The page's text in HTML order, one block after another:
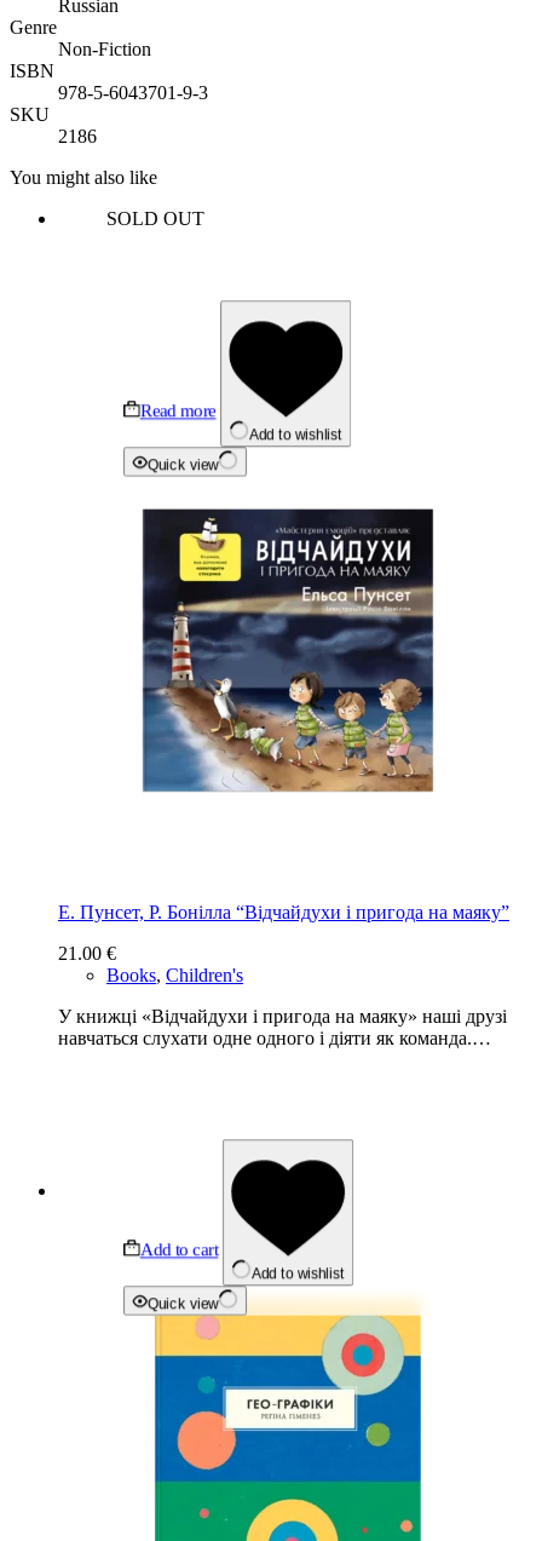
Russian
Genre
Non-Fiction
ISBN
978-5-6043701-9-3
SKU
2186
You might also like
SOLD OUT
Read more
Add to wishlist
Quick view
Е. Пунсет, Р. Бонілла “Відчайдухи і пригода на маяку”
21.00 €
Books, Children's
У книжці «Відчайдухи і пригода на маяку» наші друзі
навчаться слухати одне одного і діяти як команда.…
Add to cart
Add to wishlist
Quick view